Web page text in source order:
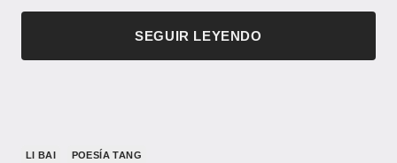
SEGUIR LEYENDO
LI BAI POESÍA TANG